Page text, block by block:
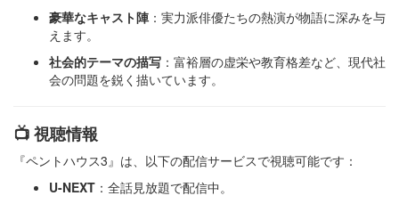
豪華なキャスト陣 ：​実力派俳優たちの熱演が物語に深みを与
えます。​
社会的テーマの描写 ：​富裕層の虚栄や教育格差など、現代社
会の問題を鋭く描いています。​
📺 視聴情報
『ペントハウス3』は、以下の配信サービスで視聴可能です：​
U-NEXT ：​全話見放題で配信中。​